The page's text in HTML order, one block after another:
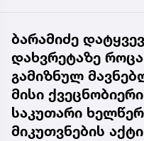
ბარამიძე
დახვრეტაზე
გამიზნულ
მისი
საკუთარი
მიკუთვნების